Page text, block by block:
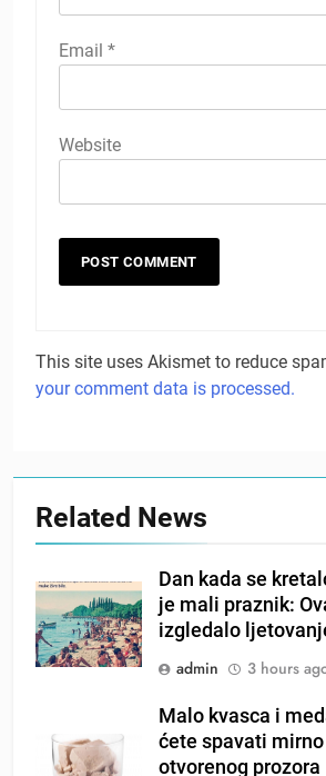
Email *
Website
This site uses Akismet to reduce
your comment data is processed.
Related News
Dan kada se
je mali praznik:
izgledalo
admin
3 hours
Malo kvasca i
ćete spavati
otvorenog prozora